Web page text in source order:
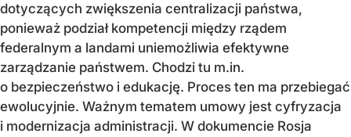
dotyczących zwiększenia centralizacji państwa,
ponieważ podział kompetencji między rządem
federalnym a landami uniemożliwia efektywne
zarządzanie państwem. Chodzi tu m.in.
o bezpieczeństwo i edukację. Proces ten ma przebiegać
ewolucyjnie. Ważnym tematem umowy jest cyfryzacja
i modernizacja administracji. W dokumencie Rosja